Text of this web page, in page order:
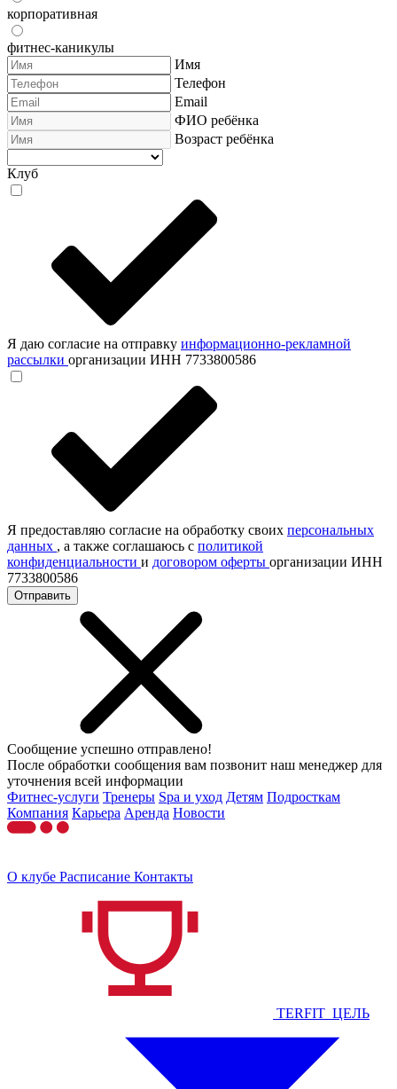
корпоративная
фитнес-каникулы
Имя
Телефон
Email
ФИО ребёнка
Возраст ребёнка
Клуб
Я даю согласие на отправку информационно-рекламной
рассылки организации ИНН 7733800586
Я предоставляю согласие на обработку своих персональных
данных , а также соглашаюсь с политикой
конфиденциальности и договором оферты организации ИНН
7733800586
Отправить
Сообщение успешно отправлено!
После обработки сообщения вам позвонит наш менеджер для
уточнения всей информации
Фитнес-услуги Тренеры Spa и уход Детям Подросткам
Компания Карьера Аренда Новости
О клубе Расписание Контакты
TERFIT_ЦЕЛЬ